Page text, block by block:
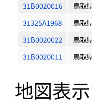
31B0020016
鳥取
31325A1968
鳥取
31B0020022
鳥取
31B0020011
鳥取
地図表